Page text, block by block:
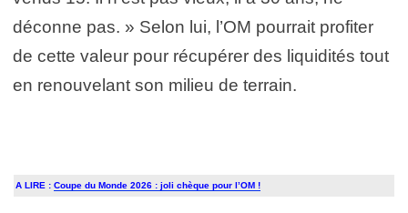
déconne pas. » Selon lui, l’OM pourrait profiter
de cette valeur pour récupérer des liquidités tout
en renouvelant son milieu de terrain.
A LIRE : Coupe du Monde 2026 : joli chèque pour l’OM !